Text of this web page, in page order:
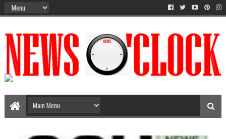
The Time Between AM-PM